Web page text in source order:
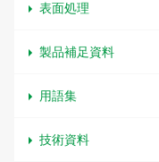
表面処理
製品補足資料
用語集
技術資料